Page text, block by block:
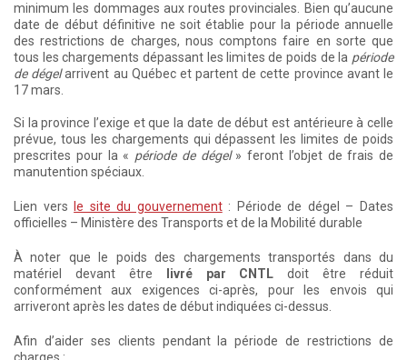
minimum les dommages aux routes provinciales. Bien qu’aucune
date de début définitive ne soit établie pour la période annuelle
des restrictions de charges, nous comptons faire en sorte que
tous les chargements dépassant les limites de poids de la période
de dégelarrivent au Québec et partent de cette province avant le
17 mars.
Si la province l’exige et que la date de début est antérieure à celle
prévue, tous les chargements qui dépassent les limites de poids
prescrites pour la « période de dégel» feront l’objet de frais de
manutention spéciaux.
Lien vers le site du gouvernement: Période de dégel – Dates
officielles – Ministère des Transports et de la Mobilité durable
À noter que le poids des chargements transportés dans du
matériel devant être
livré par CNTL doit être réduit
conformément aux exigences ci-après, pour les envois qui
arriveront après les dates de début indiquées ci-dessus.
Afin d’aider ses clients pendant la période de restrictions de